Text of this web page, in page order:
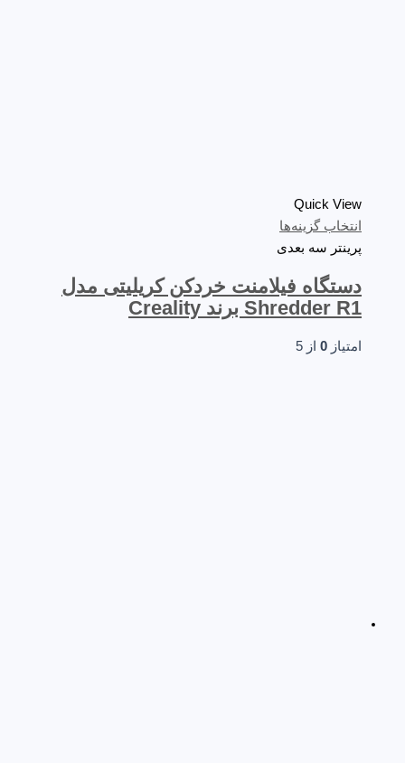
Quick View
انتخاب گزینه‌ها
پرینتر سه‌ بعدی
دستگاه فیلامنت خردکن کریلیتی مدل
Shredder R1 برند Creality
امتیاز 0 از 5